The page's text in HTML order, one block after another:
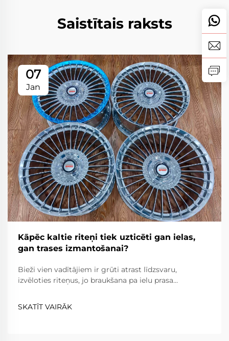
Saistītais raksts
07
Jan
Kāpēc kaltie riteņi tiek uzticēti gan ielas,
gan trases izmantošanai?
Bieži vien vadītājiem ir grūti atrast līdzsvaru,
izvēloties riteņus, jo braukšana pa ielu prasa
savukārt braukšana pa trasi prasa ārkārtēju vieglumu,
izturību un precizitāti. Kaltie riteņi...
SKATĪT VAIRĀK